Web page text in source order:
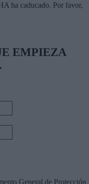
ha caducado. Por favor,
EMPIEZA
General de Protección